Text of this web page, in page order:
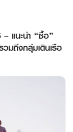
แนะนำ “ซื้อ”
มถึงกลุ่มเดินเรือ